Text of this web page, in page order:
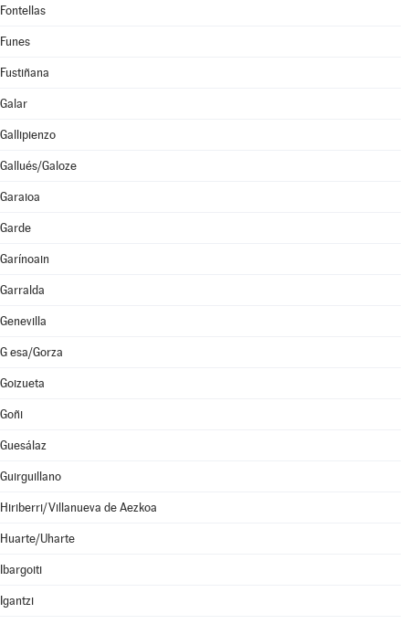
Fontellas
Funes
Fustiñana
Galar
Gallipienzo
Gallués/Galoze
Garaioa
Garde
Garínoain
Garralda
Genevilla
G esa/Gorza
Goizueta
Goñi
Guesálaz
Guirguillano
Hiriberri/Villanueva de Aezkoa
Huarte/Uharte
Ibargoiti
Igantzi